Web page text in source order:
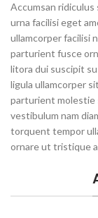
Accumsan ridiculus
urna facilisi eget
ullamcorper facilisi
parturient fusce
litora dui suscipit
ligula ullamcorper
parturient molestie
vestibulum nam
torquent tempor
ornare ut tristique